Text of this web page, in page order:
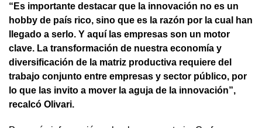
“Es importante destacar que la innovación no es un
hobby de país rico, sino que es la razón por la cual han
llegado a serlo. Y aquí las empresas son un motor
clave. La transformación de nuestra economía y
diversificación de la matriz productiva requiere del
trabajo conjunto entre empresas y sector público, por
lo que las invito a mover la aguja de la innovación”,
recalcó Olivari.